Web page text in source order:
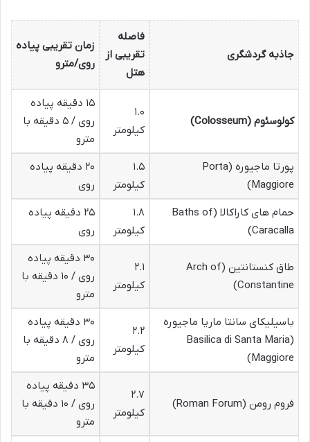
جاذبه گردشگری
فاصله
تقریبی از
هتل
زمان تقریبی پیاده
روی/مترو
کولوسئوم (Colosseum)
۱.۰
کیلومتر
۱۵ دقیقه پیاده
روی / ۵ دقیقه با
مترو
پورتا ماجیوره (Porta
Maggiore)
۱.۵
کیلومتر
۲۰ دقیقه پیاده
روی
حمام های کاراکالا (Baths of
Caracalla)
۱.۸
کیلومتر
۲۵ دقیقه پیاده
روی
طاق کنستانتین (Arch of
Constantine)
۲.۱
کیلومتر
۳۰ دقیقه پیاده
روی / ۱۰ دقیقه با
مترو
باسیلیکای سانتا ماریا ماجیوره
(Basilica di Santa Maria
Maggiore)
۲.۲
کیلومتر
۳۰ دقیقه پیاده
روی / ۸ دقیقه با
مترو
فروم رومن (Roman Forum)
۲.۷
کیلومتر
۳۵ دقیقه پیاده
روی / ۱۰ دقیقه با
مترو